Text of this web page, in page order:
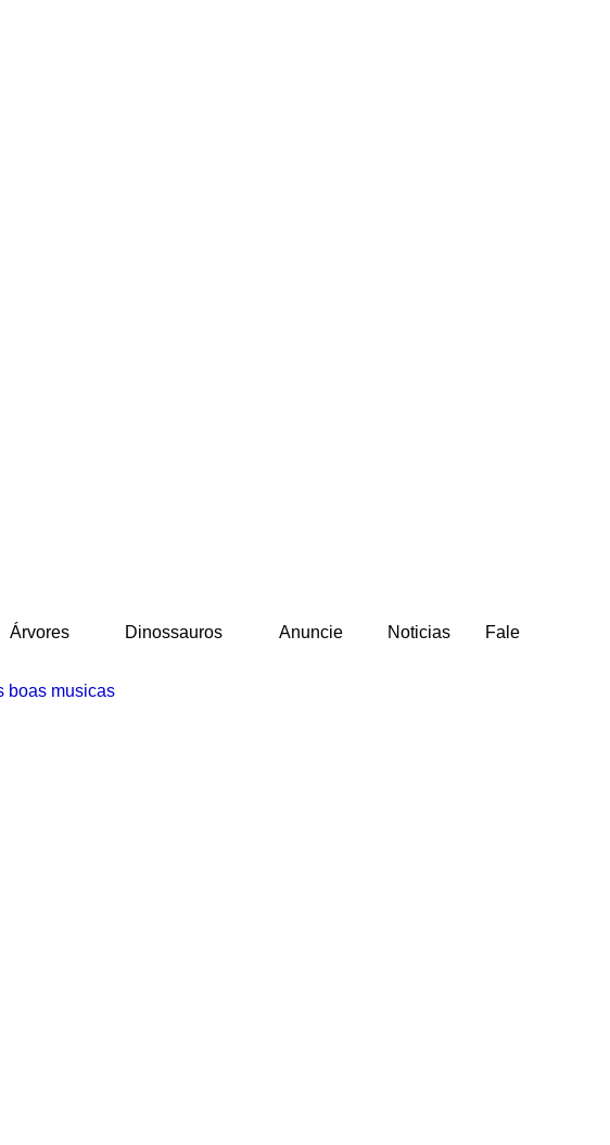
Árvores Dinossauros Anuncie Noticias Fale
boas musicas